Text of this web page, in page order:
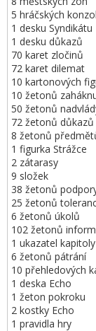
5 hráčských
1 desku Syndikátu
1 desku důkazů
70 karet zločinů
72 karet dilemat
10 kartonových
10 žetonů
50 žetonů
72 žetonů důkazů
8 žetonů
1 figurka Strážce
2 zátarasy
9 složek
38 žetonů
25 žetonů
6 žetonů úkolů
102 žetonů
1 ukazatel kapitoly
6 žetonů pátrání
10 přehledových
1 deska Echo
1 žeton pokroku
2 kostky Echo
1 pravidla hry